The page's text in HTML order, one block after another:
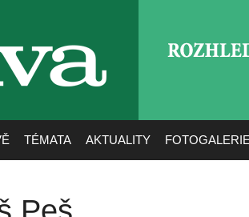
TÉMATA AKTUALITY